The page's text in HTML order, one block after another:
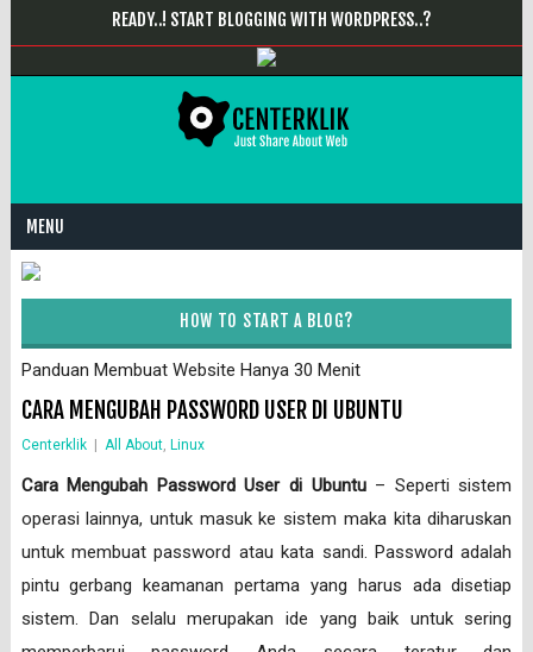
READY..! START BLOGGING WITH WORDPRESS..?
MENU
HOW TO START A BLOG?
Panduan Membuat Website Hanya 30 Menit
CARA MENGUBAH PASSWORD USER DI UBUNTU
Centerklik All About, Linux
Cara Mengubah Password User di Ubuntu– Seperti sistem
operasi lainnya, untuk masuk ke sistem maka kita diharuskan
untuk membuat password atau kata sandi. Password adalah
pintu gerbang keamanan pertama yang harus ada disetiap
sistem. Dan selalu merupakan ide yang baik untuk sering